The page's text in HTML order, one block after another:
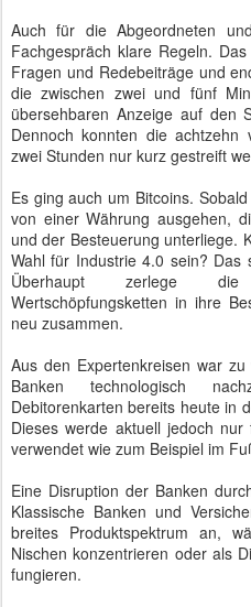
Auch für die Abgeordneten
Fachgespräch klare Regeln.
Fragen und Redebeiträge und
die zwischen zwei und fünf
übersehbaren Anzeige auf den
Dennoch konnten die
zwei Stunden nur kurz gestreift
Es ging auch um Bitcoins.
von einer Währung ausgehen,
und der Besteuerung unterliege.
Wahl für Industrie 4.0 sein?
Überhaupt zerlege die
Wertschöpfungsketten in ihre
neu zusammen.
Aus den Expertenkreisen war
Banken technologisch
Debitorenkarten bereits heute in
Dieses werde aktuell jedoch
verwendet wie zum Beispiel im
Eine Disruption der Banken
Klassische Banken und
breites Produktspektrum an,
Nischen konzentrieren oder als
fungieren.